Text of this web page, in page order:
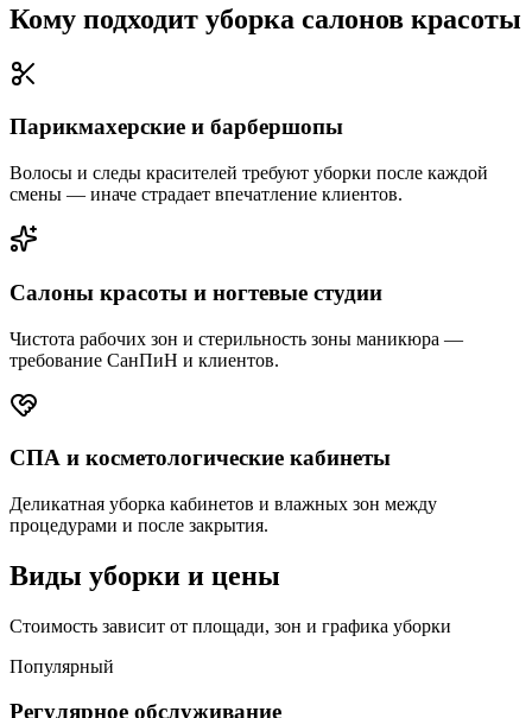
Кому подходит уборка салонов красоты
Парикмахерские и барбершопы
Волосы и следы красителей требуют уборки после каждой
смены — иначе страдает впечатление клиентов.
Салоны красоты и ногтевые студии
Чистота рабочих зон и стерильность зоны маникюра —
требование СанПиН и клиентов.
СПА и косметологические кабинеты
Деликатная уборка кабинетов и влажных зон между
процедурами и после закрытия.
Виды уборки и цены
Стоимость зависит от площади, зон и графика уборки
Популярный
Регулярное обслуживание